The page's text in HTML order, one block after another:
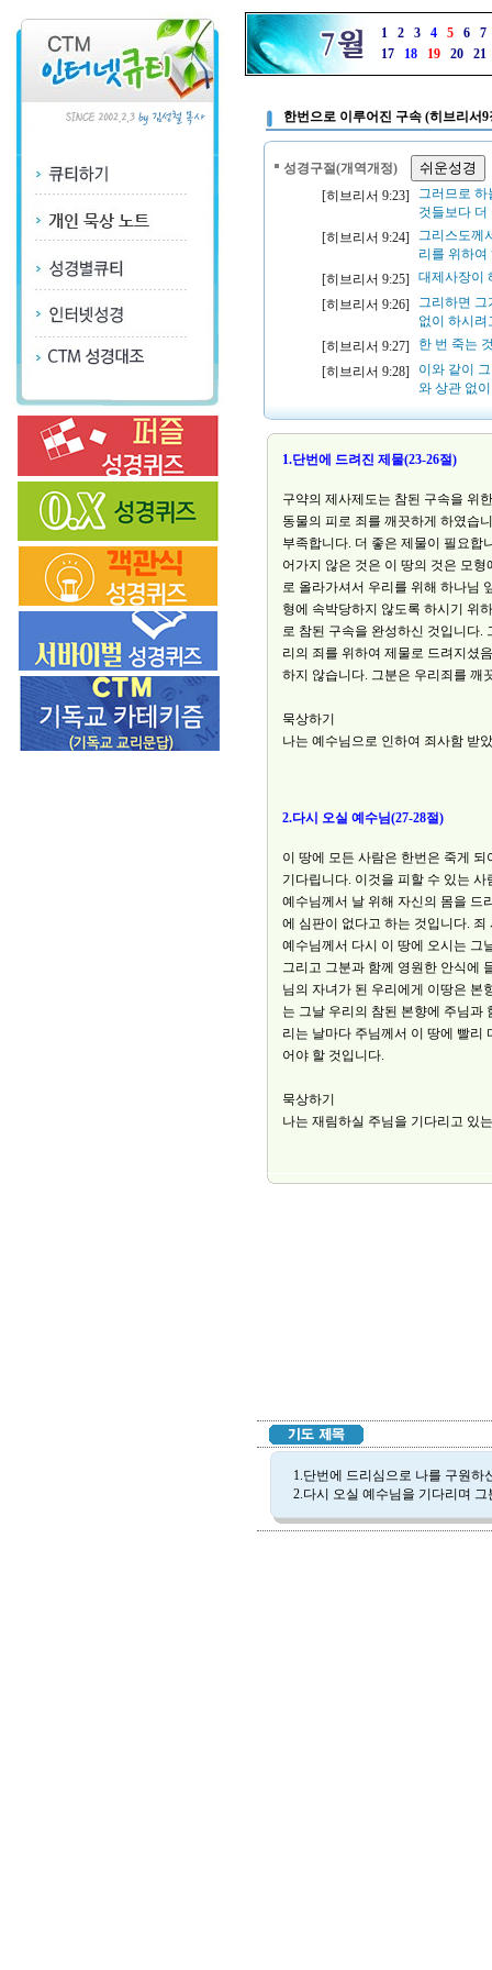
1 2 3 4 5 6
7
17
18 19 20 21
한번으로 이루어진 구속 (히브리서9
성경구절(개역개정)
[히브리서 9:23]
그러므로
것들보다 더
[히브리서 9:24]
그리스도께
리를 위하여
[히브리서 9:25]
대제사장이
[히브리서 9:26]
그리하면
없이 하시
[히브리서 9:27]
한 번 죽는
[히브리서 9:28]
이와 같이
와 상관 없
1.단번에 드려진 제물(23-26절)
구약의 제사제도는 참된 구속을 위
동물의 피로 죄를 깨끗하게 하였습
부족합니다. 더 좋은 제물이 필요합
어가지 않은 것은 이 땅의 것은 모
로 올라가셔서 우리를 위해 하나님
형에 속박당하지 않도록 하시기 위
로 참된 구속을 완성하신 것입니다.
리의 죄를 위하여 제물로 드려지셨
하지 않습니다. 그분은 우리죄를 깨
묵상하기
나는 예수님으로 인하여 죄사함 받
2.다시 오실 예수님(27-28절)
이 땅에 모든 사람은 한번은 죽게
기다립니다. 이것을 피할 수 있는
예수님께서 날 위해 자신의 몸을 드
에 심판이 없다고 하는 것입니다.
예수님께서 다시 이 땅에 오시는 그
그리고 그분과 함께 영원한 안식에
님의 자녀가 된 우리에게 이땅은 본
는 그날 우리의 참된 본향에 주님과
리는 날마다 주님께서 이 땅에 빨리
어야 할 것입니다.
묵상하기
나는 재림하실 주님을 기다리고 있
1.단번에 드리심으로 나를 구원하
2.다시 오실 예수님을 기다리며